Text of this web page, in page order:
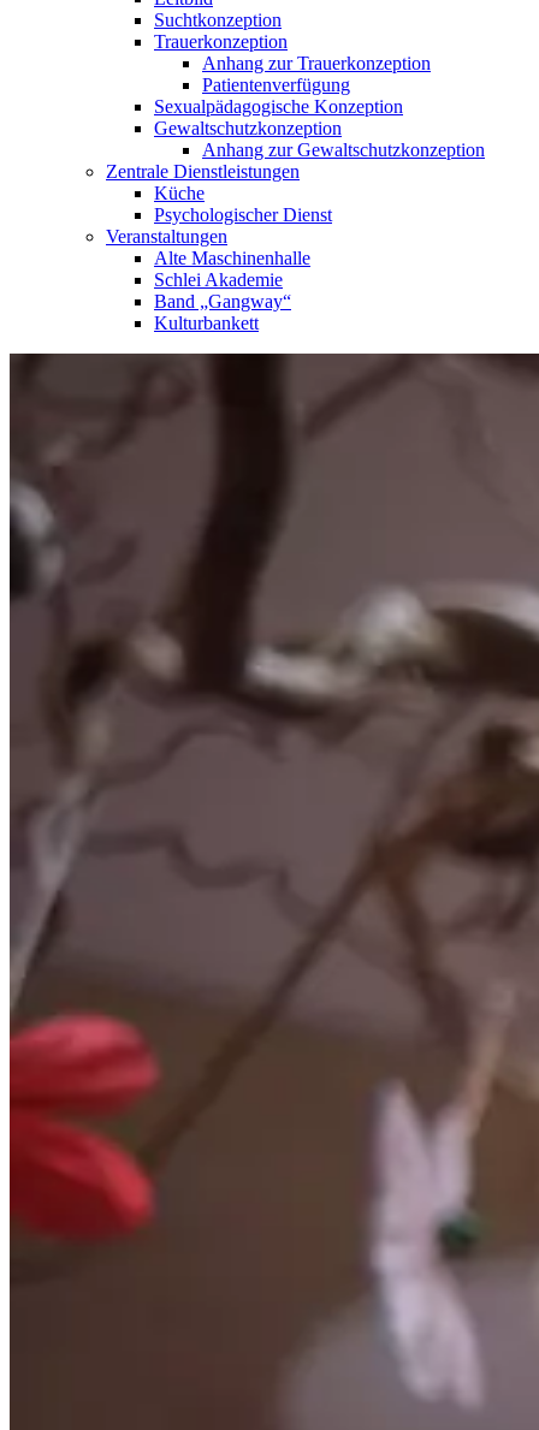
Suchtkonzeption
Trauerkonzeption
Anhang zur Trauerkonzeption
Patientenverfügung
Sexualpädagogische Konzeption
Gewaltschutzkonzeption
Anhang zur Gewaltschutzkonzeption
Zentrale Dienstleistungen
Küche
Psychologischer Dienst
Veranstaltungen
Alte Maschinenhalle
Schlei Akademie
Band „Gangway“
Kulturbankett